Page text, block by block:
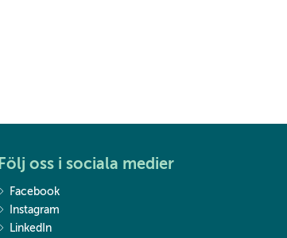
Följ oss i sociala medier
Facebook
Instagram
LinkedIn